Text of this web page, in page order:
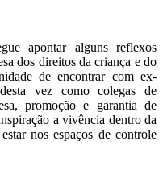
apontar alguns reflexos
dos direitos da criança e do
de encontrar com ex-
vez como colegas de
promoção e garantia de
a vivência dentro da
nos espaços de controle